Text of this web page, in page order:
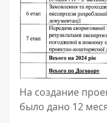
На создание
было дано 12